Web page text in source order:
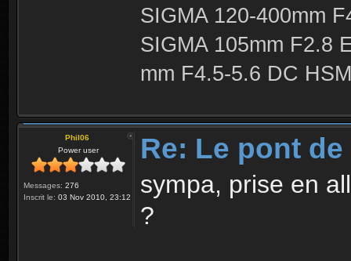
SIGMA 120-400mm
SIGMA 105mm F2.8
mm F4.5-5.6 DC
Phil06
Power user
Messages: 276
Inscrit le: 03 Nov 2010, 23:12
Re: Le pont
sympa, prise en
?